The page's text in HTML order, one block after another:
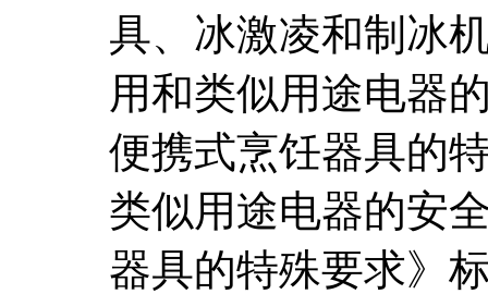
具、冰激凌和制冰
用和类似用途电器
便携式烹饪器具的
类似用途电器的安
器具的特殊要求》